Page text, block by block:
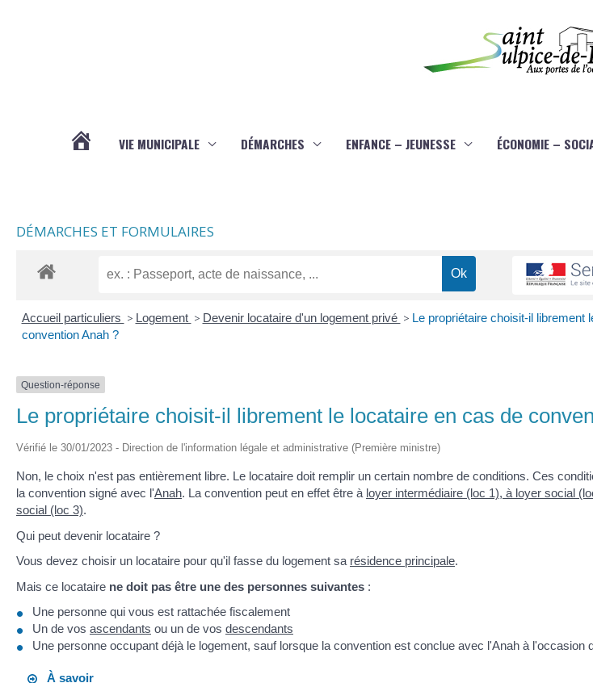
VIE MUNICIPALE DÉMARCHES ENFANCE – JEUNESSE ÉCONOMIE –
DÉMARCHES ET FORMULAIRES
Accueil particuliers > Logement > Devenir locataire d'un logement privé > Le propriétaire choisit-il librement
convention Anah ?
Question-réponse
Le propriétaire choisit-il librement le locataire en cas de
Vérifié le 30/01/2023 - Direction de l'information légale et administrative (Première ministre)
Non, le choix n'est pas entièrement libre. Le locataire doit remplir un certain nombre de conditions. Ces
la convention signé avec l'Anah. La convention peut en effet être à loyer intermédiaire (loc 1), à loyer social
social (loc 3).
Qui peut devenir locataire ?
Vous devez choisir un locataire pour qu'il fasse du logement sa résidence principale.
Mais ce locataire ne doit pas être une des personnes suivantes :
Une personne qui vous est rattachée fiscalement
Un de vos ascendants ou un de vos descendants
Une personne occupant déjà le logement, sauf lorsque la convention est conclue avec l'Anah à l'occasion
À savoir